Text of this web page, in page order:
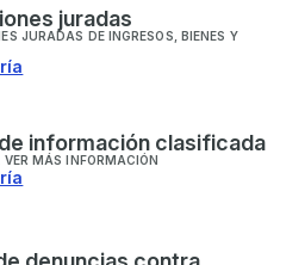
juradas
JURADAS DE INGRESOS, BIENES Y
información clasificada
VER MÁS INFORMACIÓN